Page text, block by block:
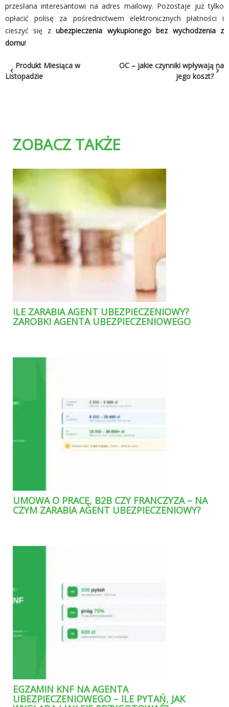
przesłana interesantowi na adres mailowy. Pozostaje już tylko
opłacić polisę za pośrednictwem elektronicznych płatności i
cieszyć się zubezpieczenia wykupionego bez wychodzenia z
domu!
Nawigacja
wpisu
Produkt Miesiąca w
Listopadzie
OC – jakie czynniki wpływają na
jego koszt?
ZOBACZ TAKŻE
ILE ZARABIA AGENT UBEZPIECZENIOWY?
ZAROBKI AGENTA UBEZPIECZENIOWEGO
UMOWA O PRACĘ, B2B CZY FRANCZYZA – NA
CZYM ZARABIA AGENT UBEZPIECZENIOWY?
EGZAMIN KNF NA AGENTA
UBEZPIECZENIOWEGO – ILE PYTAŃ, JAK